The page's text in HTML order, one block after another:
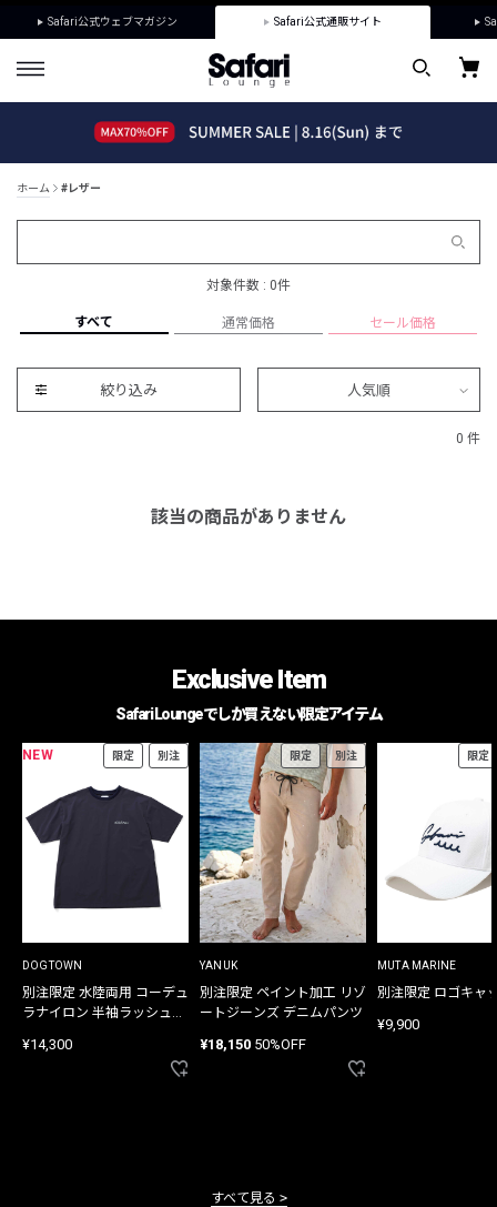
Safari公式ウェブマガジン Safari公式通販サイト
ホーム #レザー
対象件数 : 0件
すべて 通常価格 セール価格
絞り込み 人気順
0 件
該当の商品がありません
Exclusive Item
Safari Loungeでしか買えない限定アイテム
NEW 限定 別注
DOGTOWN
別注限定 水陸両用 コーデュ
ラナイロン 半袖ラッシュガ
¥14,300
限定 別注
YANUK
別注限定 ペイント加工 リゾ
ートジーンズ デニムパンツ
¥18,150 50%OFF
限定
MUTA MARINE
別注限定 ロゴキャ
¥9,900
すべて見る